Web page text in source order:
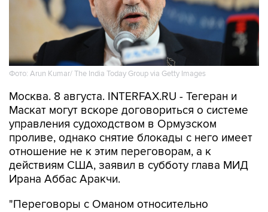
Фото: Arun Kumar/ The India Today Group via Getty Images
Москва. 8 августа. INTERFAX.RU - Тегеран и
Маскат могут вскоре договориться о системе
управления судоходством в Ормузском
проливе, однако снятие блокады с него имеет
отношение не к этим переговорам, а к
действиям США, заявил в субботу глава МИД
Ирана Аббас Аракчи.
"Переговоры с Оманом относительно